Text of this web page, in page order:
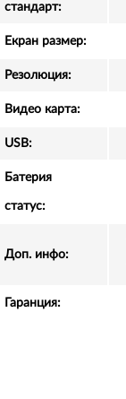
стандарт:
Екран размер:
Резолюция:
Видео карта:
USB:
Батерия
статус:
Доп. инфо:
Гаранция: